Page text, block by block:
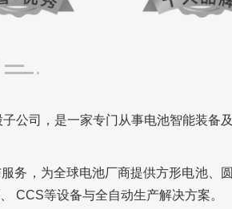
公司， 是一家专门从事电池智能装备
务，为全球电池厂商提供方形电池、
CCS等设备与全自动生产解决方案。